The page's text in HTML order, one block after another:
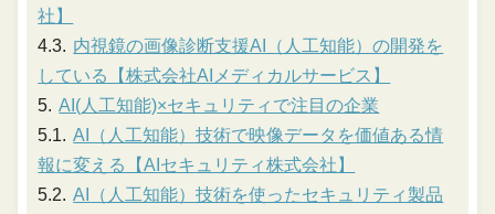
社】
内視鏡の画像診断支援AI（人工知能）の開発を
している【株式会社AIメディカルサービス】
AI(人工知能)×セキュリティで注目の企業
AI（人工知能）技術で映像データを価値ある情
報に変える【AIセキュリティ株式会社】
AI（人工知能）技術を使ったセキュリティ製品